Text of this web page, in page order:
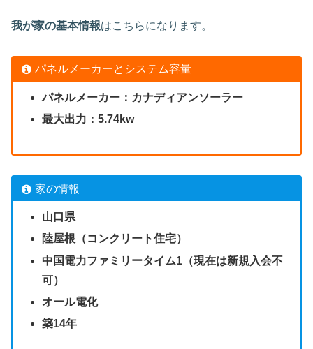
我が家の基本情報はこちらになります。
パネルメーカーとシステム容量
パネルメーカー：カナディアンソーラー
最大出力：5.74kw
家の情報
山口県
陸屋根（コンクリート住宅）
中国電力ファミリータイム1（現在は新規入会不
可）
オール電化
築14年